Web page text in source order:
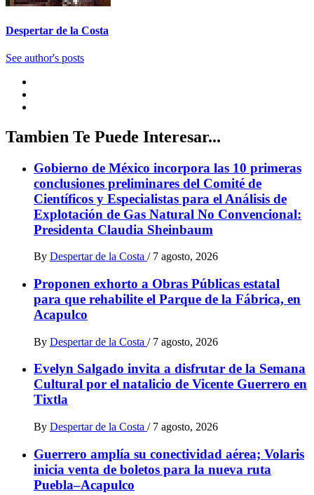
Despertar de la Costa
See author's posts
Tambien Te Puede Interesar...
Gobierno de México incorpora las 10 primeras
conclusiones preliminares del Comité de
Científicos y Especialistas para el Análisis de
Explotación de Gas Natural No Convencional:
Presidenta Claudia Sheinbaum
By Despertar de la Costa / 7 agosto, 2026
Proponen exhorto a Obras Públicas estatal
para que rehabilite el Parque de la Fábrica, en
Acapulco
By Despertar de la Costa / 7 agosto, 2026
Evelyn Salgado invita a disfrutar de la Semana
Cultural por el natalicio de Vicente Guerrero en
Tixtla
By Despertar de la Costa / 7 agosto, 2026
Guerrero amplía su conectividad aérea; Volaris
inicia venta de boletos para la nueva ruta
Puebla–Acapulco